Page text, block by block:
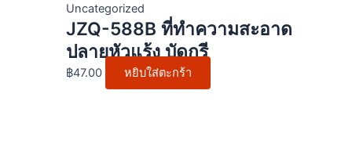
Uncategorized
JZQ-588B ที่ทำความสะอาด
ปลายหัวแร้ง บัดกรี
฿47.00 หยิบใส่ตะกร้า